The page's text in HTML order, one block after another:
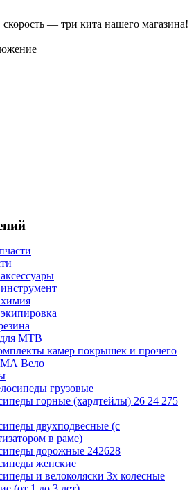
скорость — три кита нашего магазина!
MTB
камер покрышек и прочего
Вело
грузовые
горные (хардтейлы) 26 24 275
двухподвесные (с
в раме)
дорожные 242628
женские
и велоколяски 3х колесные